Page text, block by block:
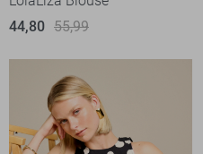
44,80 55,99